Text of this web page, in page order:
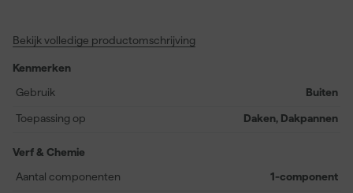
glansgraad die jouw dakpannen beschermt tegen diverse
mooi afgewerkt dak.
De ondergrond moet altijd grondig gereinigd zijn. Met een
droog en niet krijtend zijn. Voor betonnen ondergronden heb je
geen primer nodig. Voor andere gronden is dit wel nodig. Zie het
Bekijk volledige productomschrijving
Kenmerken
Gebruik
Buiten
Toepassing op Daken, Dakpannen
Verf & Chemie
Aantal componenten
1-component